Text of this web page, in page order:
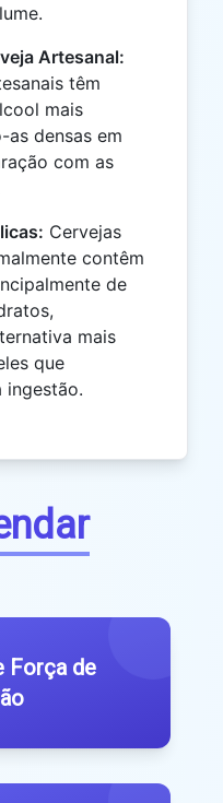
Artesanal:
têm
mais
as densas em
com as
Cervejas
contêm
de
mais
que
ingestão.
Força de